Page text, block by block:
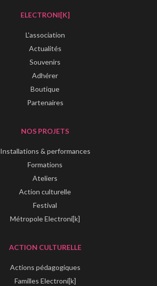
ELECTRONI[K]
L'association
Actualités
Souvenirs
Adhérer
Boutique
Partenaires
NOS PROJETS
Installations & performances
Formations
Ateliers
Action culturelle
Festival
Métropole Electroni[k]
ACTION CULTURELLE
Actions pédagogiques
Familles Electroni[k]